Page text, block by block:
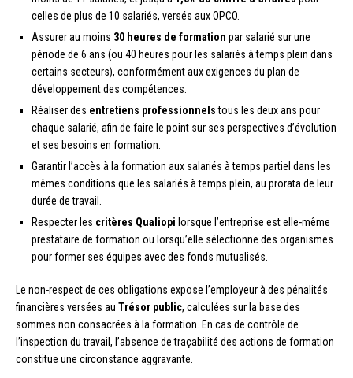
celles de plus de 10 salariés, versés aux OPCO.
Assurer au moins 30 heures de formation par salarié sur une
période de 6 ans (ou 40 heures pour les salariés à temps plein dans
certains secteurs), conformément aux exigences du plan de
développement des compétences.
Réaliser des entretiens professionnelstous les deux ans pour
chaque salarié, afin de faire le point sur ses perspectives d’évolution
et ses besoins en formation.
Garantir l’accès à la formation aux salariés à temps partiel dans les
mêmes conditions que les salariés à temps plein, au prorata de leur
durée de travail.
Respecter les critères Qualiopi lorsque l’entreprise est elle-même
prestataire de formation ou lorsqu’elle sélectionne des organismes
pour former ses équipes avec des fonds mutualisés.
Le non-respect de ces obligations expose l’employeur à des pénalités
financières versées au Trésor public, calculées sur la base des
sommes non consacrées à la formation. En cas de contrôle de
l’inspection du travail, l’absence de traçabilité des actions de formation
constitue une circonstance aggravante.